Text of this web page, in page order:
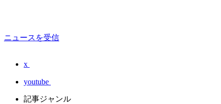
ニュースを受信
x
youtube
記事ジャンル